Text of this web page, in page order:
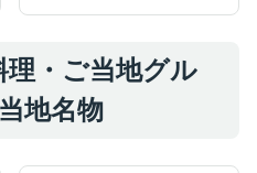
・ご当地グル
地名物